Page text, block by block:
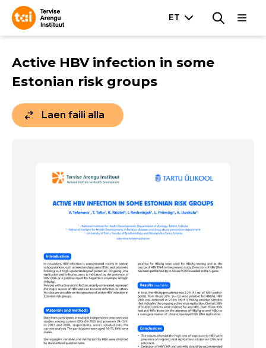
Active HBV infection in some
Estonian risk groups
Laen faili alla